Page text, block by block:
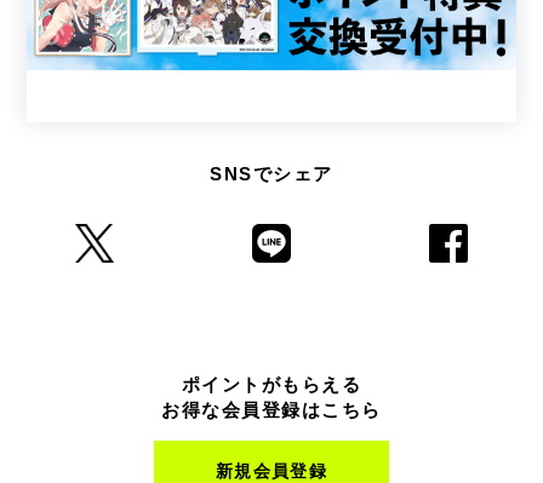
SNSでシェア
ポイントがもらえる
お得な会員登録はこちら
新規会員登録